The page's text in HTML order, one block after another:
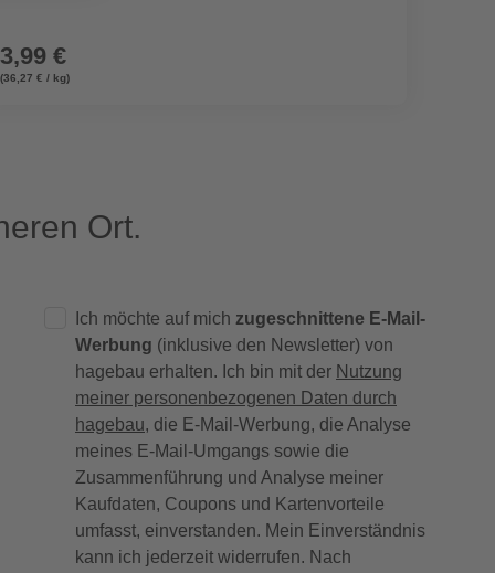
3,99 €
(36,27 € / kg)
Ort.
Ich möchte auf mich zugeschnittene E-Mail-
Werbung (inklusive den Newsletter) von
hagebau erhalten. Ich bin mit der Nutzung
meiner personenbezogenen Daten durch
hagebau, die E-Mail-Werbung, die Analyse
meines E-Mail-Umgangs sowie die
Zusammenführung und Analyse meiner
Kaufdaten, Coupons und Kartenvorteile
umfasst, einverstanden. Mein Einverständnis
kann ich jederzeit widerrufen. Nach